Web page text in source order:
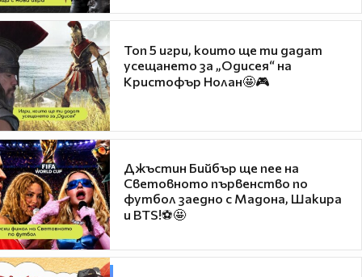
Топ 5 игри, които ще ти дадат
усещането за „Одисея“ на
Кристофър Нолан🤩🎮
Джъстин Бийбър ще пее на
Световното първенство по
футбол заедно с Мадона, Шакира
и BTS!⚽🤩